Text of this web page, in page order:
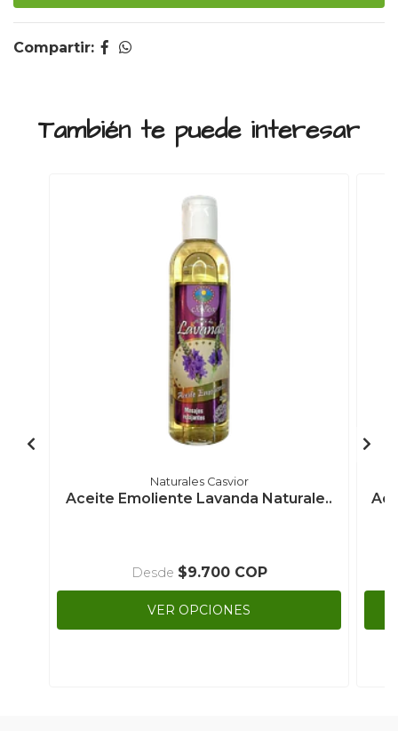
Compartir:
También te puede interesar
Naturales Casvior
Aceite Emoliente Lavanda Naturale..
Desde $9.700 COP
VER OPCIONES